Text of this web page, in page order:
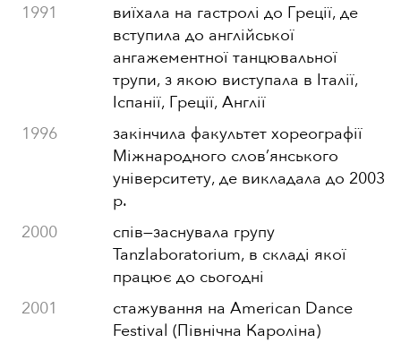
1991
виїхала на гастролі до Греції, де
вступила до англійської
ангажементної танцювальної
трупи, з якою виступала в Італії,
Іспанії, Греції, Англії
1996
закінчила факультет хореографії
Міжнародного слов’янського
університету, де викладала до 2003
р.
2000
спів—заснувала групу
Tanzlaboratorium, в складі якої
працює до сьогодні
2001
стажування на American Dance
Festival (Північна Кароліна)